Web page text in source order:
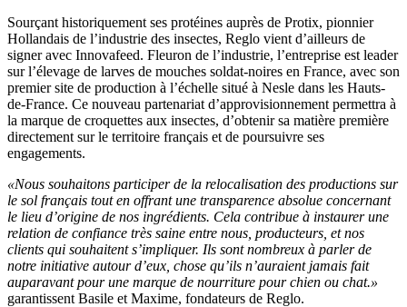
Sourçant historiquement ses protéines auprès de Protix, pionnier
Hollandais de l’industrie des insectes, Reglo vient d’ailleurs de
signer avec Innovafeed. Fleuron de l’industrie, l’entreprise est leader
sur l’élevage de larves de mouches soldat-noires en France, avec son
premier site de production à l’échelle situé à Nesle dans les Hauts-
de-France. Ce nouveau partenariat d’approvisionnement permettra à
la marque de croquettes aux insectes, d’obtenir sa matière première
directement sur le territoire français et de poursuivre ses
engagements.
«Nous souhaitons participer de la relocalisation des productions sur
le sol français tout en offrant une transparence absolue concernant
le lieu d’origine de nos ingrédients. Cela contribue à instaurer une
relation de confiance très saine entre nous, producteurs, et nos
clients qui souhaitent s’impliquer. Ils sont nombreux à parler de
notre initiative autour d’eux, chose qu’ils n’auraient jamais fait
auparavant pour une marque de nourriture pour chien ou chat.»
garantissent Basile et Maxime, fondateurs de Reglo.